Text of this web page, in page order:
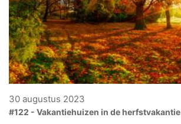
30 augustus 2023
#122 - Vakantiehuizen in de herfstvakantie